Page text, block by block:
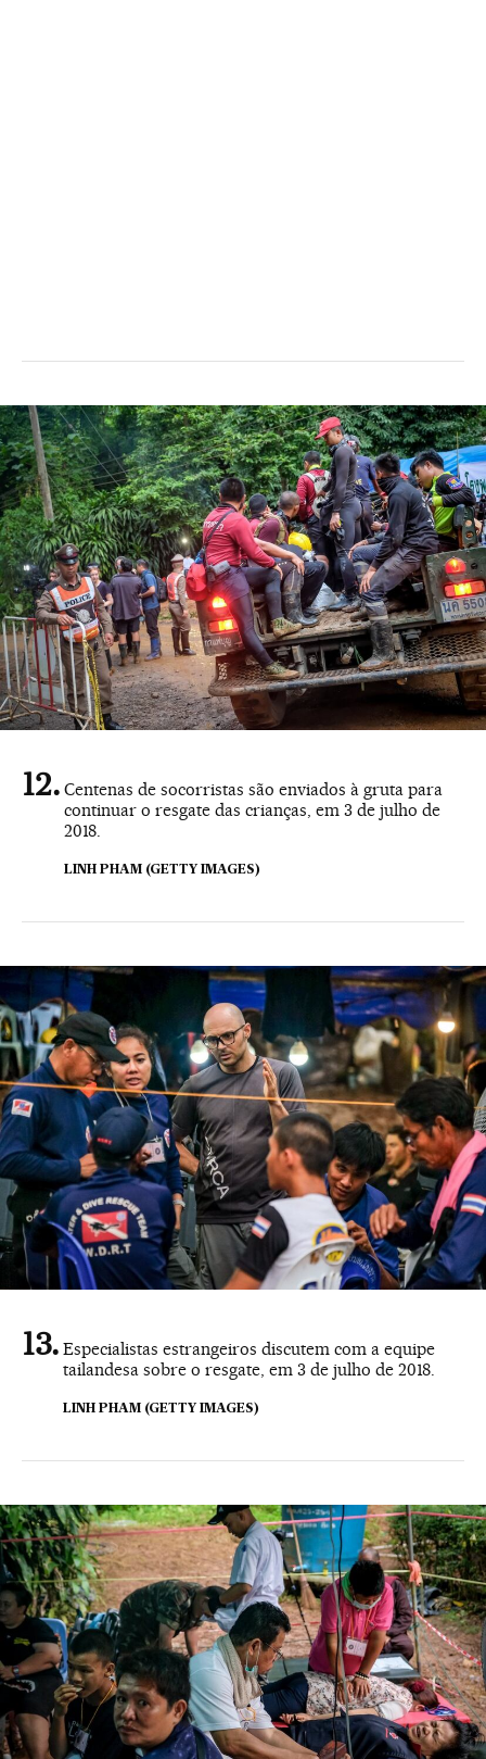
Centenas de socorristas são enviados à gruta para
continuar o resgate das crianças, em 3 de julho de
2018.
LINH PHAM (GETTY IMAGES)
Especialistas estrangeiros discutem com a equipe
tailandesa sobre o resgate, em 3 de julho de 2018.
LINH PHAM (GETTY IMAGES)